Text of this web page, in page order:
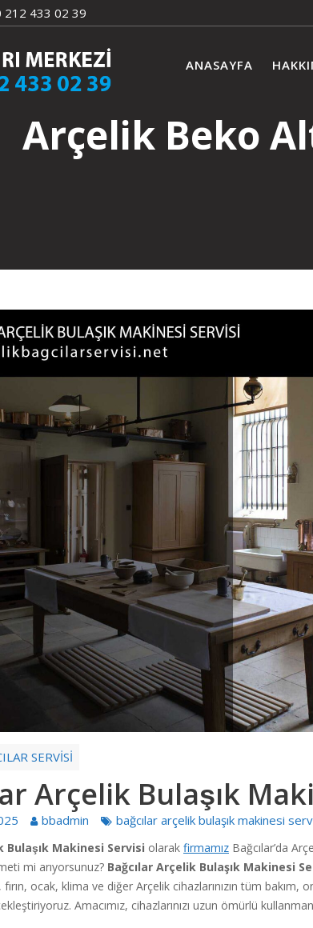
212 433 02 39
ANASAYFA
Arçelik Beko
SERVİSİ
Arçelik Bulaşık
bbadmin bağcılar arçelik bulaşık makinesi
Bulaşık Makinesi Servisi olarak firmamız Bağcılar’da
mi arıyorsunuz? Bağcılar Arçelik Bulaşık Makinesi
fırın, ocak, klima ve diğer Arçelik cihazlarınızın tüm
Amacımız, cihazlarınızı uzun ömürlü